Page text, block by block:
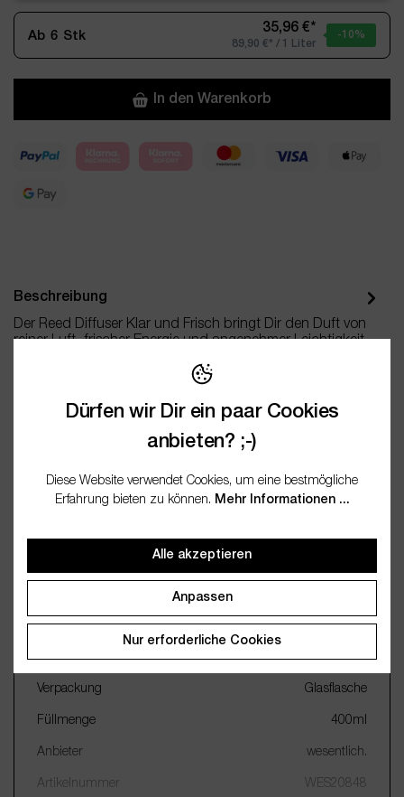
Ab 6 Stk
35,96 €*
89,90 €* / 1 Liter
-10%
In den Warenkorb
Beschreibung
Der Reed Diffuser Klar und Frisch bringt Dir den Duft von
reiner Luft, frischer Energie und angenehmer Leichtigkeit
Bewertungen
Dokumentation
Reed Diffuser Raumduft Klar
und Frisch
Verpackung Glasflasche
Füllmenge 400ml
Anbieter wesentlich.
Artikelnummer WES20848
Dürfen wir Dir ein paar Cookies
anbieten? ;-)
Diese Website verwendet Cookies, um eine bestmögliche
Erfahrung bieten zu können. Mehr Informationen ...
Alle akzeptieren
Anpassen
Nur erforderliche Cookies